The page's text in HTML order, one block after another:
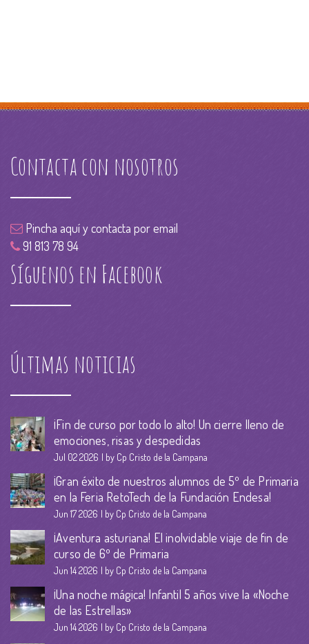
Contacta con nosotros
Pincha aquí y contacta por email
91 813 78 94
Síguenos en Facebook
Últimas noticias
¡Fin de curso por todo lo alto! Un cierre lleno de
emociones, risas y despedidas
Jul 02 2026 by Cp Cristo de la Campana
¡Gran éxito de nuestros alumnos de 5º de Primaria
en la Feria RetoTech de la Fundación Endesa!
Jun 17 2026 by Cp Cristo de la Campana
¡Aventura asturiana! El inolvidable viaje de fin de
curso de 6º de Primaria
Jun 14 2026 by Cp Cristo de la Campana
¡Una noche mágica! Infantil 5 años vive la «Noche
de las Estrellas»
Jun 14 2026 by Cp Cristo de la Campana